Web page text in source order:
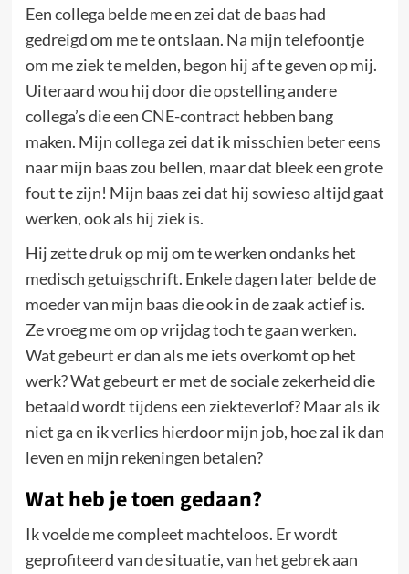
Een collega belde me en zei dat de baas had
gedreigd om me te ontslaan. Na mijn telefoontje
om me ziek te melden, begon hij af te geven op mij.
Uiteraard wou hij door die opstelling andere
collega’s die een CNE-contract hebben bang
maken. Mijn collega zei dat ik misschien beter eens
naar mijn baas zou bellen, maar dat bleek een grote
fout te zijn! Mijn baas zei dat hij sowieso altijd gaat
werken, ook als hij ziek is.
Hij zette druk op mij om te werken ondanks het
medisch getuigschrift. Enkele dagen later belde de
moeder van mijn baas die ook in de zaak actief is.
Ze vroeg me om op vrijdag toch te gaan werken.
Wat gebeurt er dan als me iets overkomt op het
werk? Wat gebeurt er met de sociale zekerheid die
betaald wordt tijdens een ziekteverlof? Maar als ik
niet ga en ik verlies hierdoor mijn job, hoe zal ik dan
leven en mijn rekeningen betalen?
Wat heb je toen gedaan?
Ik voelde me compleet machteloos. Er wordt
geprofiteerd van de situatie, van het gebrek aan